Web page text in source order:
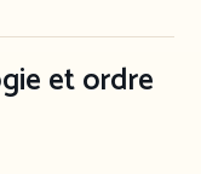
et ordre